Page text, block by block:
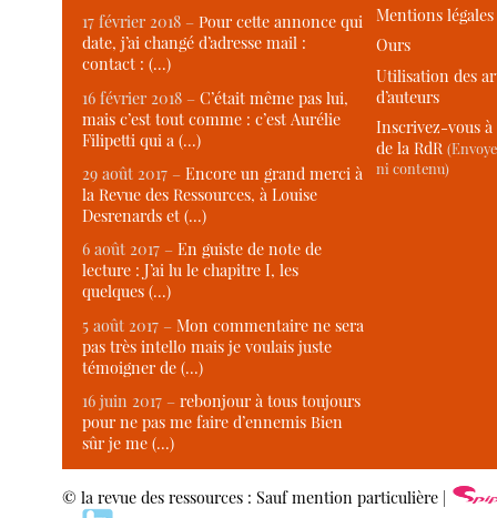
17 février 2018 –Pour cette annonce qui
date, j’ai changé d’adresse mail :
contact : (…)
16 février 2018 –C’était même pas lui,
mais c’est tout comme : c’est Aurélie
Filipetti qui a (…)
29 août 2017 –Encore un grand merci à
la Revue des Ressources, à Louise
Desrenards et (…)
6 août 2017 –En guiste de note de
lecture : J’ai lu le chapitre I, les
quelques (…)
5 août 2017 –Mon commentaire ne sera
pas très intello mais je voulais juste
témoigner de (…)
16 juin 2017 –rebonjour à tous toujours
pour ne pas me faire d’ennemis Bien
sûr je me (…)
Mentions légales
Ours
Utilisation des
d’auteurs
Inscrivez-vous
de la RdR
ni contenu)
© la revue des ressources : Sauf mention particulière |